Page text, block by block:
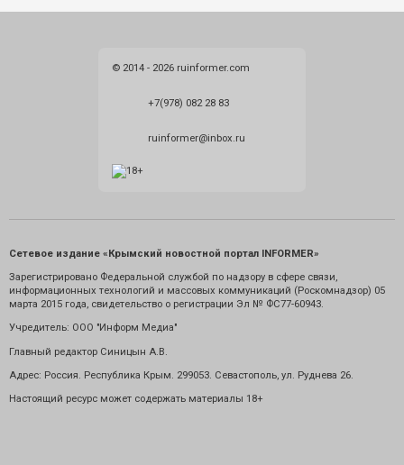
© 2014 - 2026 ruinformer.com
+7(978) 082 28 83
ruinformer@inbox.ru
Сетевое издание «Крымский новостной портал INFORMER»
Зарегистрировано Федеральной службой по надзору в сфере связи,
информационных технологий и массовых коммуникаций (Роскомнадзор) 05
марта 2015 года, свидетельство о регистрации Эл № ФС77-60943.
Учредитель: ООО "Информ Медиа"
Главный редактор Синицын А.В.
Адрес: Россия. Республика Крым. 299053. Севастополь, ул. Руднева 26.
Настоящий ресурс может содержать материалы 18+